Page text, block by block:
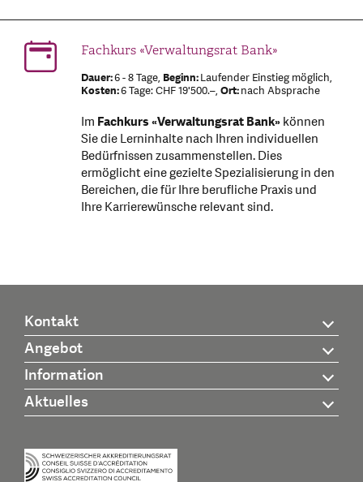
Fachkurs «Verwaltungsrat Bank»
Dauer:6 - 8 Tage, Beginn:Laufender Einstieg möglich,
Kosten:6 Tage: CHF 19'500.–, Ort:nach Absprache
Im Fachkurs «Verwaltungsrat Bank»können
Sie die Lerninhalte nach Ihren individuellen
Bedürfnissen zusammenstellen. Dies
ermöglicht eine gezielte Spezialisierung in den
Bereichen, die für Ihre berufliche Praxis und
Ihre Karrierewünsche relevant sind.
Kontakt
Angebot
Information
Aktuelles